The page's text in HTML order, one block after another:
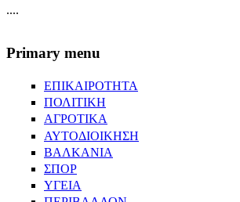
....
Primary menu
ΕΠΙΚΑΙΡΟΤΗΤΑ
ΠΟΛΙΤΙΚΗ
ΑΓΡΟΤΙΚΑ
ΑΥΤΟΔΙΟΙΚΗΣΗ
ΒΑΛΚΑΝΙΑ
ΣΠΟΡ
ΥΓΕΙΑ